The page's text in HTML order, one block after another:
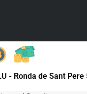
- Ronda de Sant